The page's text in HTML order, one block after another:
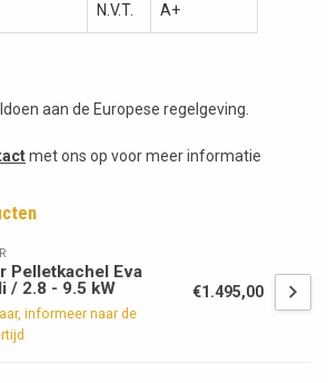
N.V.T. A+
aan de Europese regelgeving.
met ons op voor meer informatie
Pelletkachel Eva
/ 2.8 - 9.5 kW
informeer naar de
€1.495,00